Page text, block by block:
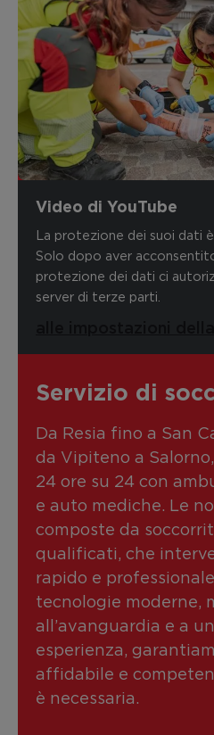
Video di YouTube
La protezione dei suoi dati
Solo dopo aver
protezione dei dati ci
server di terze parti.
Servizio di
Da Resia fino a San
da Vipiteno a
24 ore su 24 con
e auto mediche. Le
composte da
qualificati, che
rapido e
tecnologie moderne,
all’avanguardia e a
esperienza,
affidabile e
è necessaria.